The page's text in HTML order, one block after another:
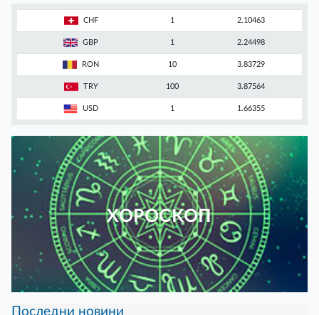
CHF 1 2.10463
GBP 1 2.24498
RON 10 3.83729
TRY 100 3.87564
USD 1 1.66355
ХОРОСКОП
Последни новини